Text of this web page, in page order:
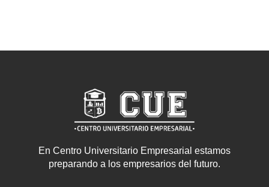
En Centro Universitario Empresarial estamos
preparando a los empresarios del futuro.